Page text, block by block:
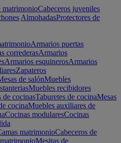
matrimonioCabeceros juveniles
AlmohadasProtectores de
Armarios puertas
correderasArmarios
Armarios esquinerosArmarios
Zapateros
de salónMuebles
Muebles recibidores
de cocinasTaburetes de cocinaMesas
cocinaMuebles auxiliares de
Cocinas modularesCocinas
matrimonioCabeceros de
Mesitas de